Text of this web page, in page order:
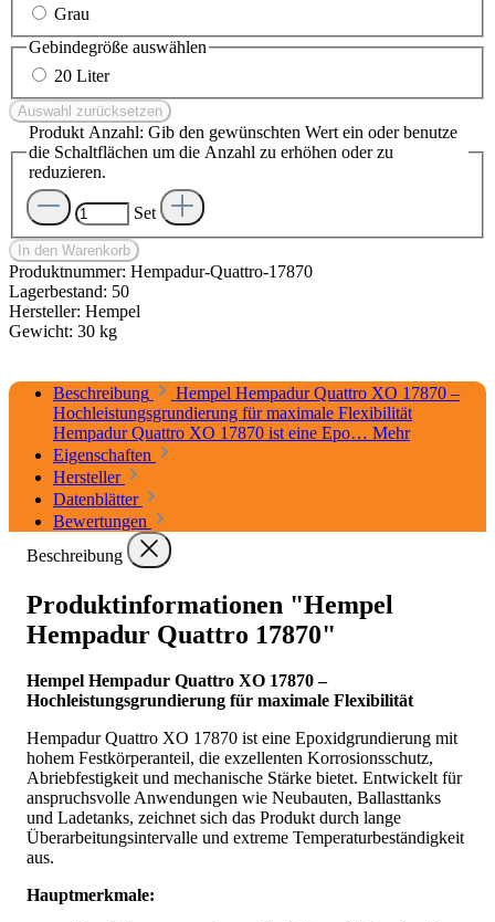
Grau
Gebindegröße auswählen
20 Liter
Auswahl zurücksetzen
Produkt Anzahl: Gib den gewünschten Wert ein oder benutze
die Schaltflächen um die Anzahl zu erhöhen oder zu
reduzieren.
Set
In den Warenkorb
Produktnummer: Hempadur-Quattro-17870
Lagerbestand: 50
Hersteller: Hempel
Gewicht: 30 kg
Beschreibung
Hempel Hempadur Quattro XO 17870 –
Hochleistungsgrundierung für maximale Flexibilität
Hempadur Quattro XO 17870 ist eine Epo… Mehr
Eigenschaften
Hersteller
Datenblätter
Bewertungen
Beschreibung
Produktinformationen "Hempel
Hempadur Quattro 17870"
Hempel Hempadur Quattro XO 17870 –
Hochleistungsgrundierung für maximale Flexibilität
Hempadur Quattro XO 17870 ist eine Epoxidgrundierung mit
hohem Festkörperanteil, die exzellenten Korrosionsschutz,
Abriebfestigkeit und mechanische Stärke bietet. Entwickelt für
anspruchsvolle Anwendungen wie Neubauten, Ballasttanks
und Ladetanks, zeichnet sich das Produkt durch lange
Überarbeitungsintervalle und extreme Temperaturbeständigkeit
aus.
Hauptmerkmale: